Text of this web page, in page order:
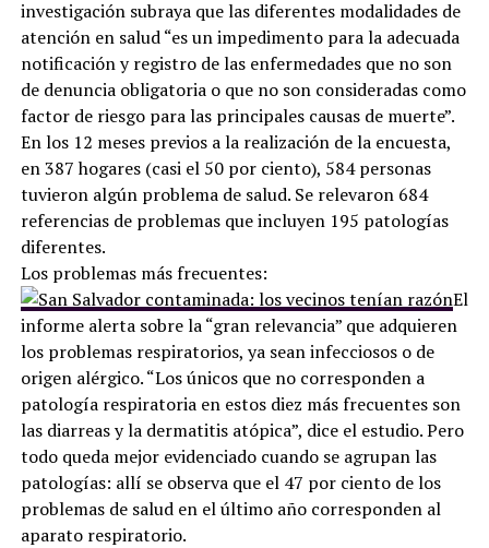
investigación subraya que las diferentes modalidades de
atención en salud “es un impedimento para la adecuada
notificación y registro de las enfermedades que no son
de denuncia obligatoria o que no son consideradas como
factor de riesgo para las principales causas de muerte”.
En los 12 meses previos a la realización de la encuesta,
en 387 hogares (casi el 50 por ciento), 584 personas
tuvieron algún problema de salud. Se relevaron 684
referencias de problemas que incluyen 195 patologías
diferentes.
Los problemas más frecuentes:
El
informe alerta sobre la “gran relevancia” que adquieren
los problemas respiratorios, ya sean infecciosos o de
origen alérgico. “Los únicos que no corresponden a
patología respiratoria en estos diez más frecuentes son
las diarreas y la dermatitis atópica”, dice el estudio. Pero
todo queda mejor evidenciado cuando se agrupan las
patologías: allí se observa que el 47 por ciento de los
problemas de salud en el último año corresponden al
aparato respiratorio.